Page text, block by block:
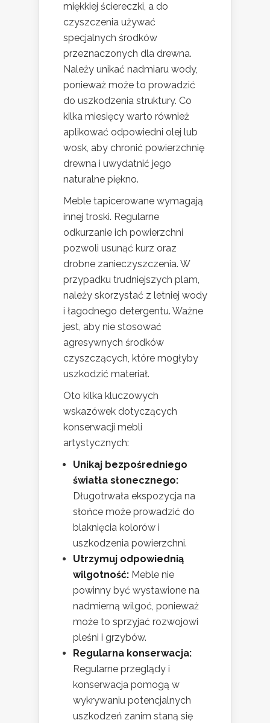
miękkiej ściereczki, a do
czyszczenia używać
specjalnych środków
przeznaczonych dla drewna.
Należy unikać nadmiaru wody,
ponieważ może to prowadzić
do uszkodzenia struktury. Co
kilka miesięcy warto również
aplikować odpowiedni olej lub
wosk, aby chronić powierzchnię
drewna i uwydatnić jego
naturalne piękno.
Meble tapicerowane wymagają
innej troski. Regularne
odkurzanie ich powierzchni
pozwoli usunąć kurz oraz
drobne zanieczyszczenia. W
przypadku trudniejszych plam,
należy skorzystać z letniej wody
i łagodnego detergentu. Ważne
jest, aby nie stosować
agresywnych środków
czyszczących, które mogłyby
uszkodzić materiał.
Oto kilka kluczowych
wskazówek dotyczących
konserwacji mebli
artystycznych:
Unikaj bezpośredniego
światła słonecznego:
Długotrwała ekspozycja na
słońce może prowadzić do
blaknięcia kolorów i
uszkodzenia powierzchni.
Utrzymuj odpowiednią
wilgotność: Meble nie
powinny być wystawione na
nadmierną wilgoć, ponieważ
może to sprzyjać rozwojowi
pleśni i grzybów.
Regularna konserwacja:
Regularne przeglądy i
konserwacja pomogą w
wykrywaniu potencjalnych
uszkodzeń zanim staną się